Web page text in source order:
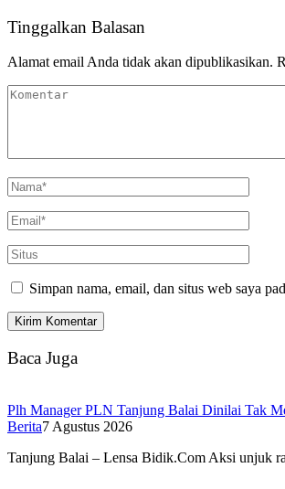
Tinggalkan Balasan
Alamat email Anda tidak akan dipublikasikan.
Simpan nama, email, dan situs web saya
Baca Juga
Plh Manager PLN Tanjung Balai Dinilai Tak
Berita7 Agustus 2026
Tanjung Balai – Lensa Bidik.Com Aksi unjuk